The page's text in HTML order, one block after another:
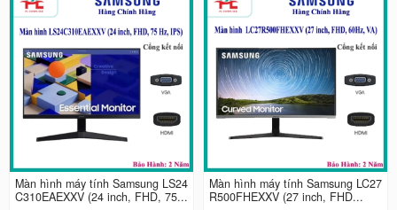
Màn hình máy tính Samsung LS24
C310EAEXXV (24 inch, FHD, 75...
Màn hình máy tính Samsung LC27
R500FHEXXV (27 inch, FHD...